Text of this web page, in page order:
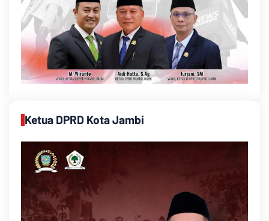
Ketua DPRD Kota Jambi